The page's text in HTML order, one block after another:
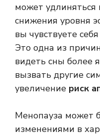
может удлиняться
снижения уровня
вы чувствуете
Это одна из
видеть сны более
вызвать другие
увеличение риск
Менопауза может
изменениями в